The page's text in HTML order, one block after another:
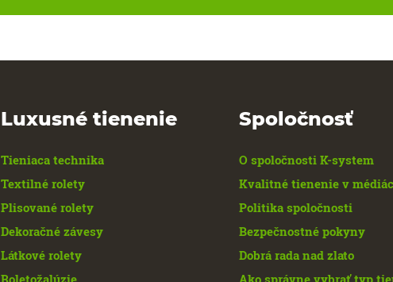
Luxusné tienenie
Tieniaca technika
Textilné rolety
Plisované rolety
Dekoračné závesy
Látkové rolety
Roletožalúzie
Spoločnosť
O spoločnosti K-system
Kvalitné tienenie v
Politika spoločnosti
Bezpečnostné pokyny
Dobrá rada nad zlato
Ako správne vybrať typ